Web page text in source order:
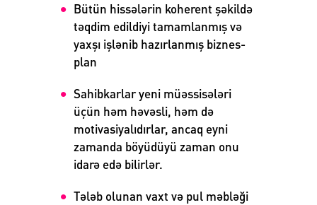
Bütün hissələrin koherent şəkildə
təqdim edildiyi tamamlanmış və
yaxşı işlənib hazırlanmış biznes-
plan
Sahibkarlar yeni müəssisələri
üçün həm həvəsli, həm də
motivasiyalıdırlar, ancaq eyni
zamanda böyüdüyü zaman onu
idarə edə bilirlər.
Tələb olunan vaxt və pul məbləği